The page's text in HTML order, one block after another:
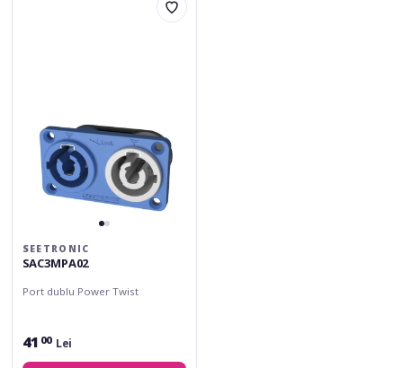
SEETRONIC
SAC3MPA02
Port dublu Power Twist
41 00 Lei